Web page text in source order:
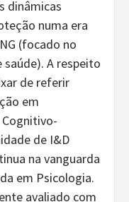
dinâmicas
numa era
(focado no
A respeito
de referir
em
de I&D
na vanguarda
em Psicologia.
avaliado com